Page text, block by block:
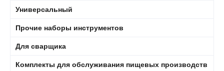
Универсальный
Прочие наборы инструментов
Для сварщика
Комплекты для обслуживания пищевых производств